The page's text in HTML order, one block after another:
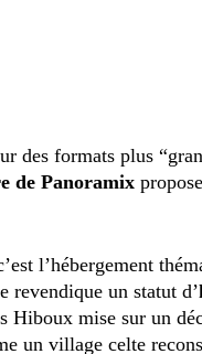
des formats plus
de Panoramix propose
l’hébergement
revendique un statut d’
Hiboux mise sur un
un village celte